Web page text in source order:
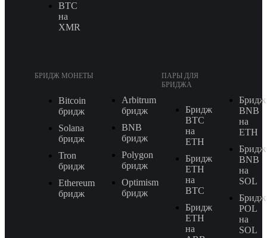
BTC
на
XMR
БРИДЖ МОНЕТЫ
Bitcoin
бридж
Solana
бридж
Tron
бридж
Ethereum
бридж
Arbitrum
бридж
BNB
бридж
Polygon
бридж
Optimism
бридж
ПАРЫ ДЛЯ
БРИДЖА
Бридж
BTC
на
ETH
Бридж
ETH
на
BTC
Бридж
ETH
на
Бридж
BNB
на
ETH
Бридж
BNB
на
SOL
Бридж
POL
на
SOL